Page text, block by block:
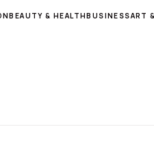
BEAUTY & HEALTHBUSINESSART